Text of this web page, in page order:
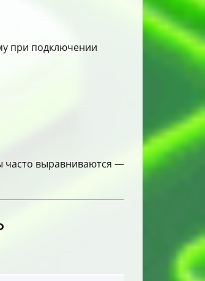
при подключении
часто выравниваются —